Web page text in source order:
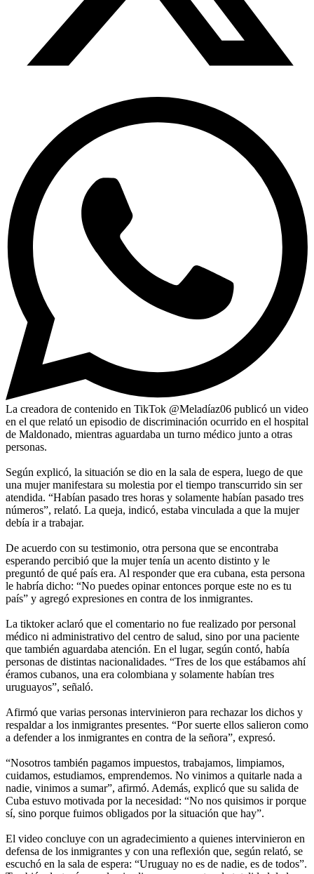
La creadora de contenido en TikTok @Meladíaz06 publicó un video
en el que relató un episodio de discriminación ocurrido en el hospital
de Maldonado, mientras aguardaba un turno médico junto a otras
personas.
Según explicó, la situación se dio en la sala de espera, luego de que
una mujer manifestara su molestia por el tiempo transcurrido sin ser
atendida. “Habían pasado tres horas y solamente habían pasado tres
números”, relató. La queja, indicó, estaba vinculada a que la mujer
debía ir a trabajar.
De acuerdo con su testimonio, otra persona que se encontraba
esperando percibió que la mujer tenía un acento distinto y le
preguntó de qué país era. Al responder que era cubana, esta persona
le habría dicho: “No puedes opinar entonces porque este no es tu
país” y agregó expresiones en contra de los inmigrantes.
La tiktoker aclaró que el comentario no fue realizado por personal
médico ni administrativo del centro de salud, sino por una paciente
que también aguardaba atención. En el lugar, según contó, había
personas de distintas nacionalidades. “Tres de los que estábamos ahí
éramos cubanos, una era colombiana y solamente habían tres
uruguayos”, señaló.
Afirmó que varias personas intervinieron para rechazar los dichos y
respaldar a los inmigrantes presentes. “Por suerte ellos salieron como
a defender a los inmigrantes en contra de la señora”, expresó.
“Nosotros también pagamos impuestos, trabajamos, limpiamos,
cuidamos, estudiamos, emprendemos. No vinimos a quitarle nada a
nadie, vinimos a sumar”, afirmó. Además, explicó que su salida de
Cuba estuvo motivada por la necesidad: “No nos quisimos ir porque
sí, sino porque fuimos obligados por la situación que hay”.
El video concluye con un agradecimiento a quienes intervinieron en
defensa de los inmigrantes y con una reflexión que, según relató, se
escuchó en la sala de espera: “Uruguay no es de nadie, es de todos”.